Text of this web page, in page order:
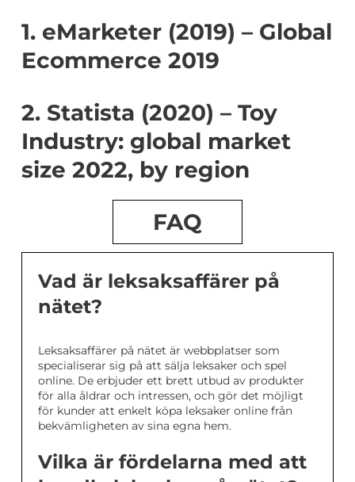
1. eMarketer (2019) – Global
Ecommerce 2019
2. Statista (2020) – Toy
Industry: global market
size 2022, by region
FAQ
Vad är leksaksaffärer på
nätet?
Leksaksaffärer på nätet är webbplatser som
specialiserar sig på att sälja leksaker och spel
online. De erbjuder ett brett utbud av produkter
för alla åldrar och intressen, och gör det möjligt
för kunder att enkelt köpa leksaker online från
bekvämligheten av sina egna hem.
Vilka är fördelarna med att